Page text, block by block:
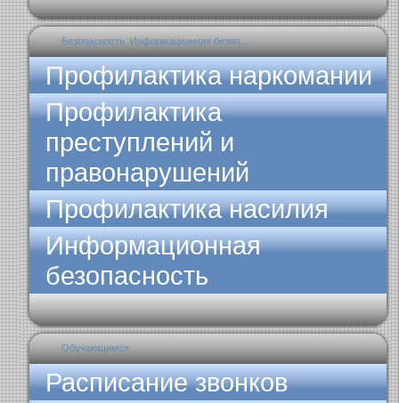
Безопасность. Информационная безоп...
Профилактика наркомании
Профилактика
преступлений и
правонарушений
Профилактика насилия
Информационная
безопасность
Обучающимся
Расписание звонков